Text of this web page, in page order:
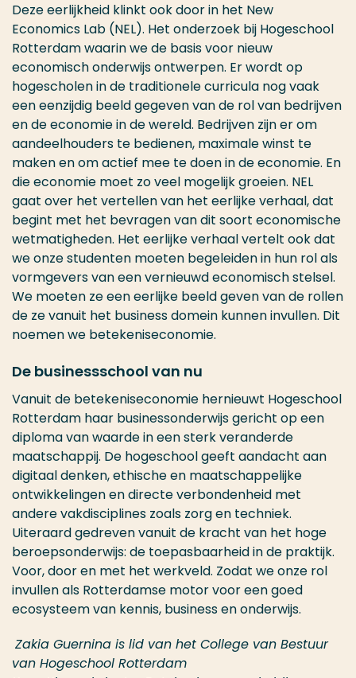
Deze eerlijkheid klinkt ook door in het New
Economics Lab (NEL). Het onderzoek bij Hogeschool
Rotterdam waarin we de basis voor nieuw
economisch onderwijs ontwerpen. Er wordt op
hogescholen in de traditionele curricula nog vaak
een eenzijdig beeld gegeven van de rol van bedrijven
en de economie in de wereld. Bedrijven zijn er om
aandeelhouders te bedienen, maximale winst te
maken en om actief mee te doen in de economie. En
die economie moet zo veel mogelijk groeien. NEL
gaat over het vertellen van het eerlijke verhaal, dat
begint met het bevragen van dit soort economische
wetmatigheden. Het eerlijke verhaal vertelt ook dat
we onze studenten moeten begeleiden in hun rol als
vormgevers van een vernieuwd economisch stelsel.
We moeten ze een eerlijke beeld geven van de rollen
de ze vanuit het business domein kunnen invullen. Dit
noemen we betekeniseconomie.
De businessschool van nu
Vanuit de betekeniseconomie hernieuwt Hogeschool
Rotterdam haar businessonderwijs gericht op een
diploma van waarde in een sterk veranderde
maatschappij. De hogeschool geeft aandacht aan
digitaal denken, ethische en maatschappelijke
ontwikkelingen en directe verbondenheid met
andere vakdisciplines zoals zorg en techniek.
Uiteraard gedreven vanuit de kracht van het hoge
beroepsonderwijs: de toepasbaarheid in de praktijk.
Voor, door en met het werkveld. Zodat we onze rol
invullen als Rotterdamse motor voor een goed
ecosysteem van kennis, business en onderwijs.
Zakia Guernina is lid van het College van Bestuur
van Hogeschool Rotterdam